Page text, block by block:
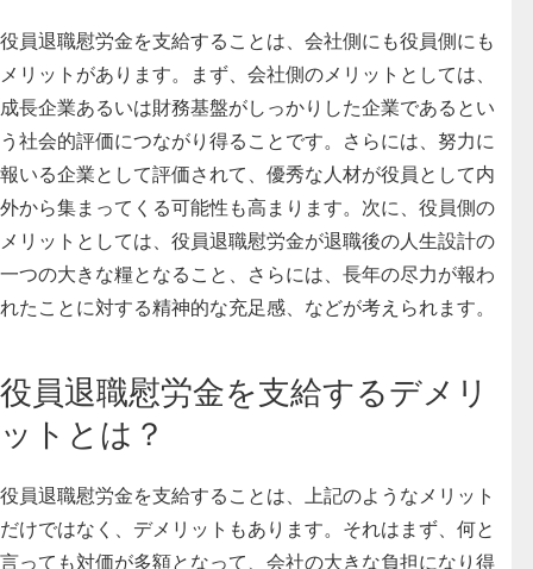
役員退職慰労金を支給することは、会社側にも役員側にも
メリットがあります。まず、会社側のメリットとしては、
成長企業あるいは財務基盤がしっかりした企業であるとい
う社会的評価につながり得ることです。さらには、努力に
報いる企業として評価されて、優秀な人材が役員として内
外から集まってくる可能性も高まります。次に、役員側の
メリットとしては、役員退職慰労金が退職後の人生設計の
一つの大きな糧となること、さらには、長年の尽力が報わ
れたことに対する精神的な充足感、などが考えられます。
役員退職慰労金を支給するデメリ
ットとは？
役員退職慰労金を支給することは、上記のようなメリット
だけではなく、デメリットもあります。それはまず、何と
言っても対価が多額となって、会社の大きな負担になり得